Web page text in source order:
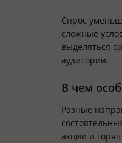
Спрос
сложные
выделяться
аудитории.
В чем
Разные
акции и